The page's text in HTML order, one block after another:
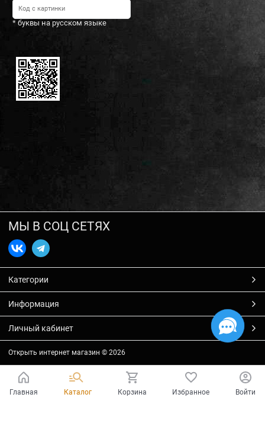
* буквы на русском языке
МЫ В СОЦ СЕТЯХ
Категории
Информация
Личный кабинет
Открыть интернет магазин © 2026
Главная Каталог Корзина Избранное Войти